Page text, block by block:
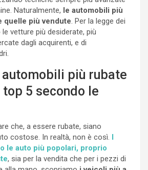
Naturalmente, le automobili più
quelle più vendute. Per la legge dei
vetture più desiderate, più
dagli acquirenti, e di
automobili più rubate
5 secondo le
che, a essere rubate, siano
costose. In realtà, non è così. I
le auto più popolari, proprio
, sia per la vendita che per i pezzi di